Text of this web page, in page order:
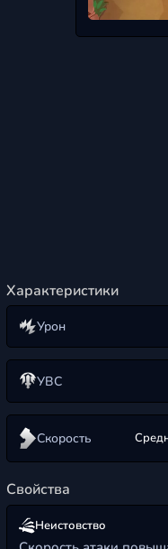
Характеристики
Урон
УВС
Скорость
Свойства
Неистовство